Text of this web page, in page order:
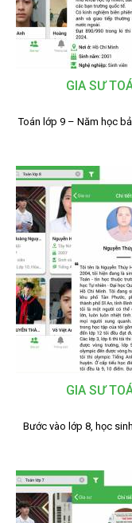
GIA SƯ
Toán lớp 9 – Năm học
GIA SƯ
Bước vào lớp 8, học